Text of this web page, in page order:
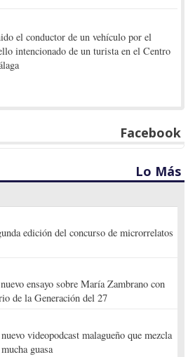
el conductor de un vehículo por el
intencionado de un turista en el Centro
Facebook
Lo Más
edición del concurso de microrrelatos
ensayo sobre María Zambrano con
de la Generación del 27
videopodcast malagueño que mezcla
guasa